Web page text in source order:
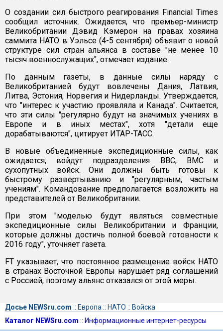
О создании сил быстрого реагирования Financial Times
сообщил источник. Ожидается, что премьер-министр
Великобритании Дэвид Кэмерон на правах хозяина
саммита НАТО в Уэльсе (4-5 сентября) объявит о новой
структуре сил стран альянса в составе "не менее 10
тысяч военнослужащих", отмечает издание.
По данным газеты, в данные силы наряду с
Великобританией будут вовлечены Дания, Латвия,
Литва, Эстония, Норвегия и Нидерланды. Утверждается,
что "интерес к участию проявляла и Канада". Считается,
что эти силы "регулярно будут на значимых учениях в
Европе и в иных местах", хотя "детали еще
дорабатываются", цитирует ИТАР-ТАСС.
В новые объединенные экспедиционные силы, как
ожидается, войдут подразделения ВВС, ВМС и
сухопутных войск. Они должны быть готовы к
быстрому развертыванию и "регулярным, частым
учениям". Командование предполагается возложить на
представителей от Великобритании.
При этом "моделью будут являться совместные
экспедиционные силы Великобритании и Франции,
которые должны достичь полной боевой готовности к
2016 году", уточняет газета.
FT указывает, что постоянное размещение войск НАТО
в странах Восточной Европы нарушает ряд соглашений
с Россией, поэтому альянс отказался от этой меры.
Досье NEWSru.com :: Европа :: НАТО :: Войска
Каталог NEWSru.com :: Информационные интернет-ресурсы